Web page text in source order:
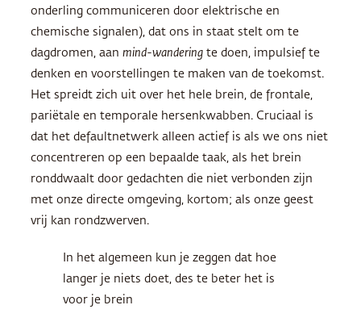
onderling communiceren door elektrische en
chemische signalen), dat ons in staat stelt om te
dagdromen, aan mind-wandering te doen, impulsief te
denken en voorstellingen te maken van de toekomst.
Het spreidt zich uit over het hele brein, de frontale,
pariëtale en temporale hersenkwabben. Cruciaal is
dat het defaultnetwerk alleen actief is als we ons niet
concentreren op een bepaalde taak, als het brein
ronddwaalt door gedachten die niet verbonden zijn
met onze directe omgeving, kortom; als onze geest
vrij kan rondzwerven.
In het algemeen kun je zeggen dat hoe
langer je niets doet, des te beter het is
voor je brein